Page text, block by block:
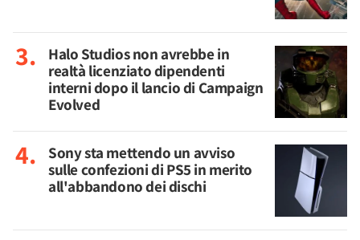
Halo Studios non avrebbe in
realtà licenziato dipendenti
interni dopo il lancio di Campaign
Evolved
Sony sta mettendo un avviso
sulle confezioni di PS5 in merito
all'abbandono dei dischi